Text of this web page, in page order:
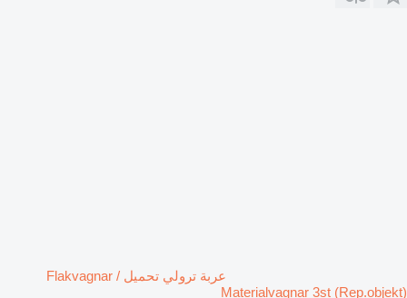
عربة ترولي تحميل Flakvagnar /
Materialvagnar 3st (Rep.objekt)